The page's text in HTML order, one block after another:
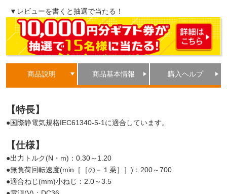
▼レビューを書くと抽選で当たる！
商品説明 商品基本情報 購入ヘルプ
【特長】
●国際静電気規格IEC61340-5-1に適合しています。
【仕様】
●出力トルク(N・m)：0.30～1.20
●無負荷回転速度(min［［の－１乗］］)：200～700
●適合ねじ(mm)小ねじ：2.0～3.5